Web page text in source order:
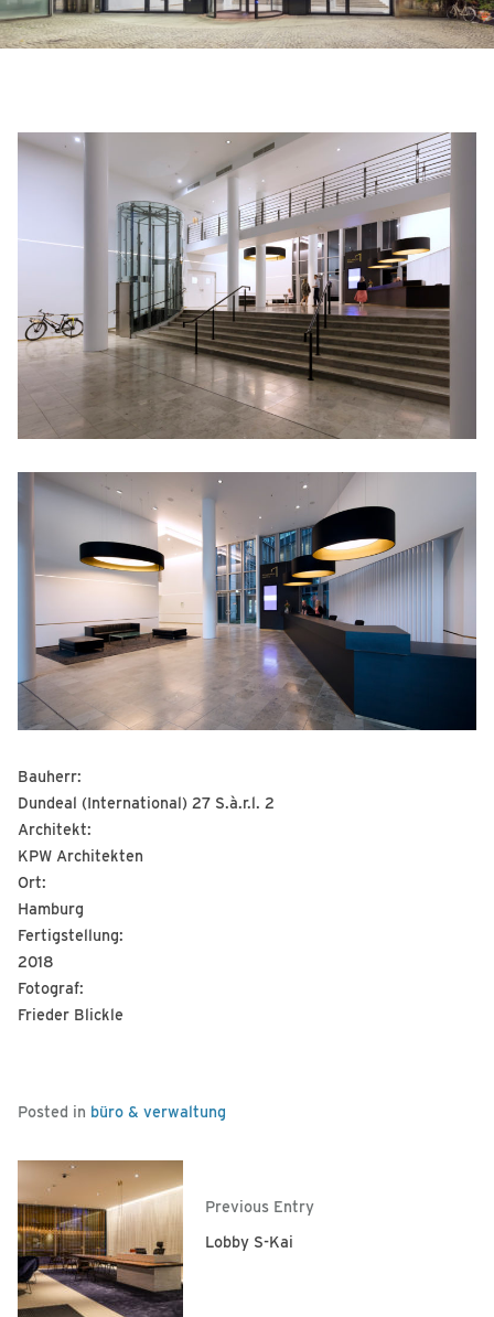
Bauherr:
Dundeal (International) 27 S.à.r.l. 2
Architekt:
KPW Architekten
Ort:
Hamburg
Fertigstellung:
2018
Fotograf:
Frieder Blickle
Posted in büro & verwaltung
Previous Entry
Lobby S-Kai